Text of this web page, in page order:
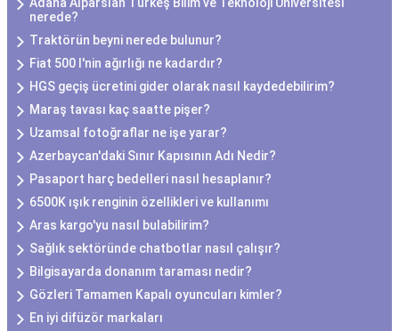
nerede?
Traktörün beyni nerede bulunur?
Fiat 500 l'nin ağırlığı ne kadardır?
HGS geçiş ücretini gider olarak nasıl kaydedebilirim?
Maraş tavası kaç saatte pişer?
Uzamsal fotoğraflar ne işe yarar?
Azerbaycan'daki Sınır Kapısının Adı Nedir?
Pasaport harç bedelleri nasıl hesaplanır?
6500K ışık renginin özellikleri ve kullanımı
Aras kargo'yu nasıl bulabilirim?
Sağlık sektöründe chatbotlar nasıl çalışır?
Bilgisayarda donanım taraması nedir?
Gözleri Tamamen Kapalı oyuncuları kimler?
En iyi difüzör markaları